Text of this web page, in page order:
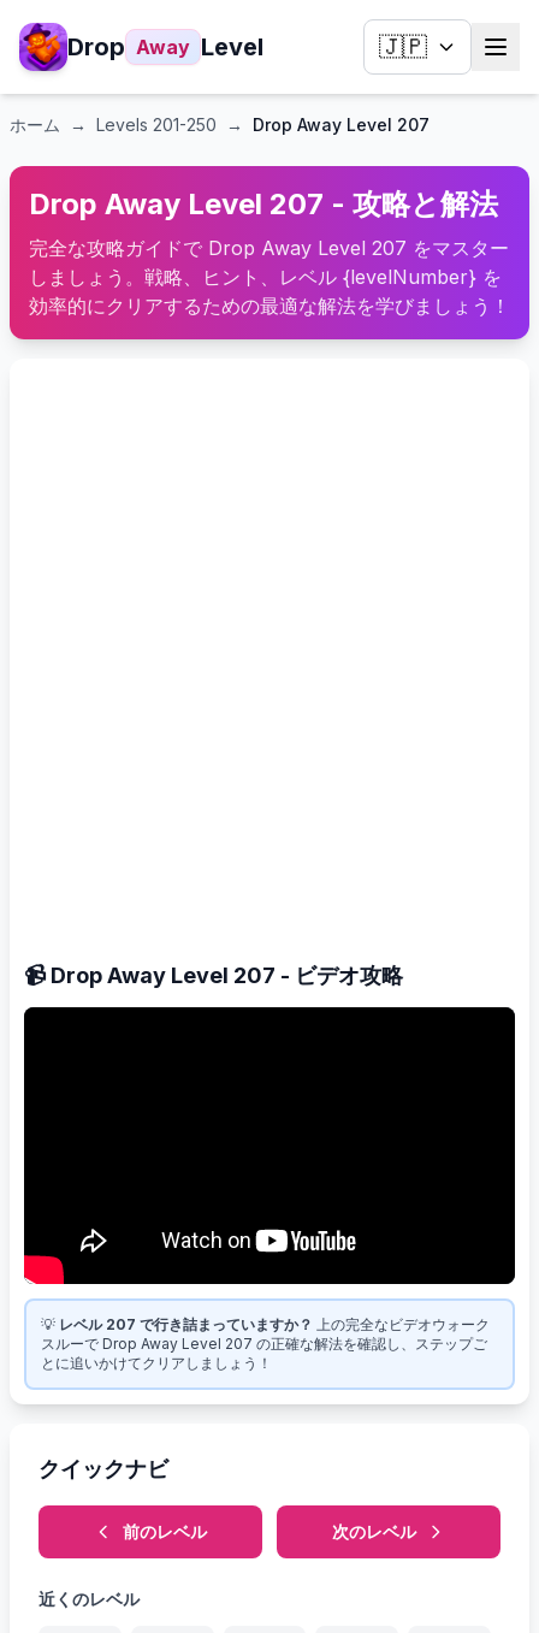
Drop Away Level 🇯🇵
ホーム → Levels 201-250 → Drop Away Level 207
Drop Away Level 207 - 攻略と解法
完全な攻略ガイドで Drop Away Level 207 をマスター
しましょう。戦略、ヒント、レベル {levelNumber} を
効率的にクリアするための最適な解法を学びましょう！
📹 Drop Away Level 207 - ビデオ攻略
💡 レベル 207 で行き詰まっていますか？
上の完全なビデオウォーク
スルーで Drop Away Level 207 の正確な解法を確認し、ステップご
とに追いかけてクリアしましょう！
クイックナビ
前のレベル 次のレベル
近くのレベル